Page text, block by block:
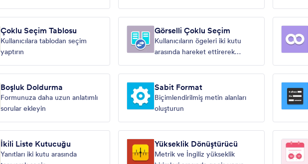
Çoklu Seçim Tablosu
Kullanıcılara tablodan seçim
yaptırın
Görselli Çoklu Seçim
Kullanıcıların ögeleri iki kutu
arasında hareket ettirerek
Boşluk Doldurma
Formunuza daha uzun anlatımlı
sorular ekleyin
Sabit Format
Biçimlendirilmiş metin alanları
oluşturun
İkili Liste Kutucuğu
Yanıtları iki kutu arasında
Yükseklik Dönüştürücü
Metrik ve İngiliz yükseklik